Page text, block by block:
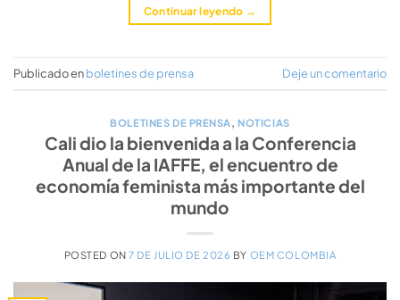
Continuar leyendo →
Publicado enboletines de prensa Deje un comentario
BOLETINES DE PRENSA ,NOTICIAS
Cali dio la bienvenida a la Conferencia
Anual de la IAFFE, el encuentro de
economía feminista más importante del
mundo
POSTED ON7 DE JULIO DE 2026 BY OEM COLOMBIA